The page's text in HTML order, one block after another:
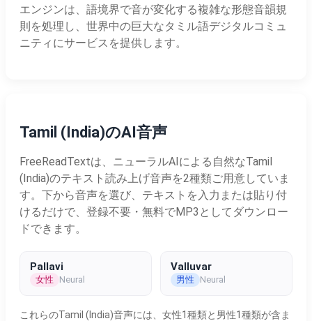
エンジンは、語境界で音が変化する複雑な形態音韻規
則を処理し、世界中の巨大なタミル語デジタルコミュ
ニティにサービスを提供します。
Tamil (India)のAI音声
FreeReadTextは、ニューラルAIによる自然なTamil
(India)のテキスト読み上げ音声を2種類ご用意していま
す。下から音声を選び、テキストを入力または貼り付
けるだけで、登録不要・無料でMP3としてダウンロー
ドできます。
Pallavi
女性 Neural
Valluvar
男性 Neural
これらのTamil (India)音声には、女性1種類と男性1種類が含ま